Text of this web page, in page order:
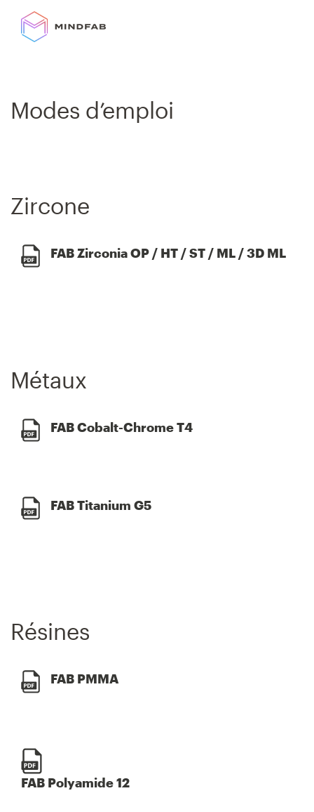
content
Modes d’emploi
Zircone
FAB Zirconia OP / HT / ST / ML / 3D ML
Métaux
FAB Cobalt-Chrome T4
FAB Titanium G5
Résines
FAB PMMA
FAB Polyamide 12